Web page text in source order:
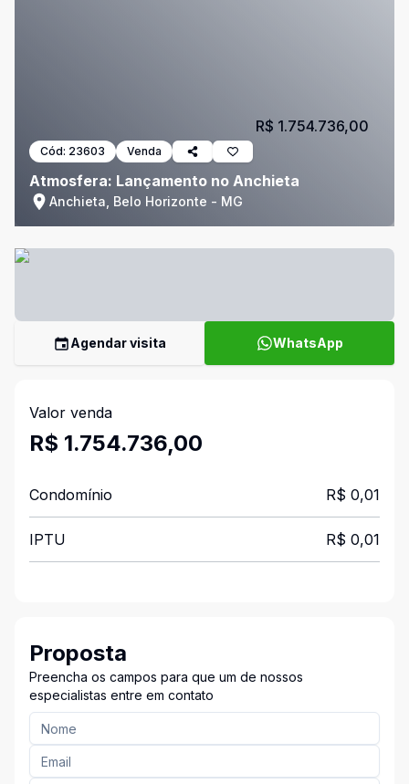
Cód: 23603 Venda
Atmosfera: Lançamento no Anchieta
Anchieta, Belo Horizonte - MG
R$ 1.754.736,00
Agendar visita WhatsApp
Valor venda
R$ 1.754.736,00
Condomínio R$ 0,01
IPTU R$ 0,01
Proposta
Preencha os campos para que um de nossos
especialistas entre em contato